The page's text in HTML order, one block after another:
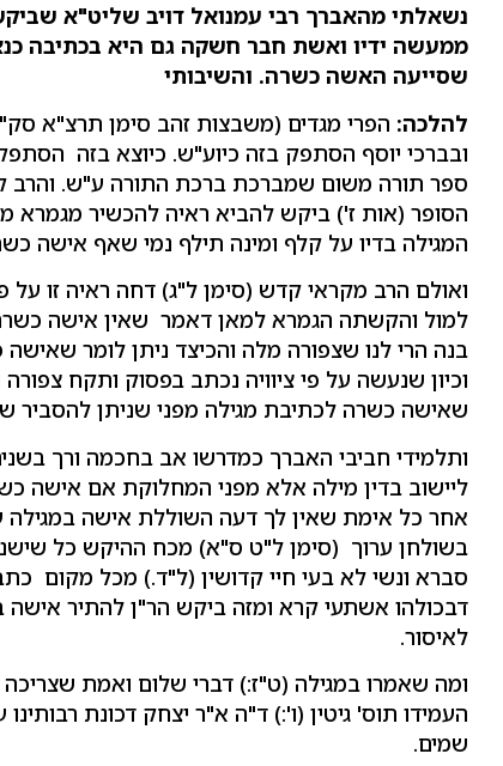
נשאלתי מהאברך רבי עמנואל דויב שליט"א
ממעשה ידיו ואשת חבר חשקה גם היא בכתיבה
שסייעה האשה כשרה. והשיבותי
להלכה: הפרי מגדים (משבצות זהב סימן תרצ"א
ובברכי יוסף הסתפק בזה כיוע"ש. כיוצא בזה
ספר תורה משום שמברכת ברכת התורה ע"ש. והרב
הסופר (אות ז') ביקש להביא ראיה להכשיר מגמרא
המגילה בדיו על קלף ומינה תילף נמי שאף אישה
ואולם הרב מקראי קדש (סימן ל"ג) דחה ראיה זו
למול והקשתה הגמרא למאן דאמר שאין אישה
בנה הרי לנו שצפורה מלה והכיצד ניתן לומר
וכיון שנעשה על פי ציוויה נכתב בפסוק ותקח
שאישה כשרה לכתיבת מגילה מפני שניתן להסביר
ותלמידי חביבי האברך כמדרשו אב בחכמה ורך
ליישוב בדין מילה אלא מפני המחלוקת אם אישה
אחר כל אימת שאין לך דעה השוללת אישה במגילה
בשולחן ערוך (סימן ל"ט ס"א) מכח ההיקש כל
סברא ונשי לא בעי חיי קדושין (ל"ד.) מכל מקום
דבכולהו אשתעי קרא ומזה ביקש הר"ן להתיר אישה
לאיסור.
ומה שאמרו במגילה (ט"ז:) דברי שלום ואמת
העמידו תוס' גיטין (ו':) ד"ה א"ר יצחק דכונת
שמים.